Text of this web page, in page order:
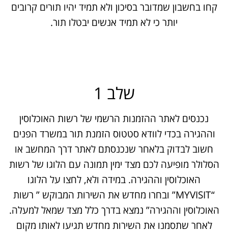
קחו בחשבון שמדובר בסיכון ולא תמיד יהיו תורים קרובים
יותר כי לא תמיד אנשים יבטלו תור.
שלב 1
נכנסים לאתר ההזמנות הרשמי של רשות האוכלוסין
וההגירה בכדי לוודא סטטוס הזמנת תור במשרד הפנים
חשוב לבדוק בלאחר שנכנסתם לאתר דרך המחשב או
הסלולר מופיעה לכם מצד ימין תמונה עם הלוגו של רשות
האוכלוסין וההגירה. במידה ולא, לחצו על הלוגו
“MYVISIT” ובחרו מחדש את השירות המבוקש ” רשות
האוכלוסין וההגירה” נמצא בדרך כלל מצד שמאל למעלה.
לאחר שתסמנו את השירות מחדש תגיעו לאותו מקום